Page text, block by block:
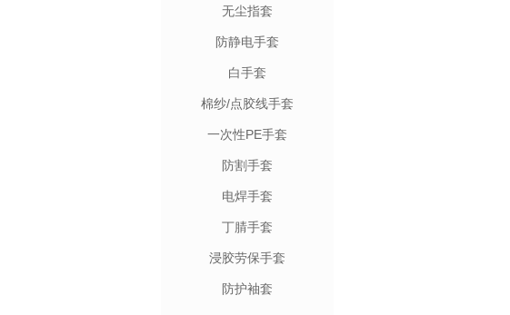
无尘指套
防静电手套
白手套
棉纱/点胶线手套
一次性PE手套
防割手套
电焊手套
丁腈手套
浸胶劳保手套
防护袖套